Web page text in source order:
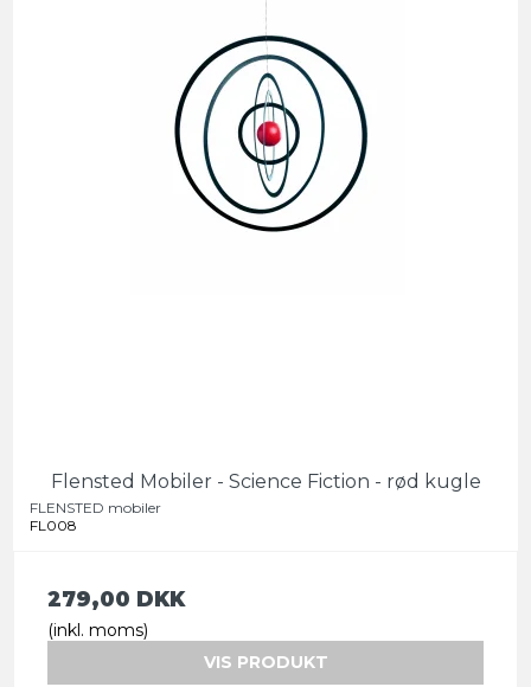
Flensted Mobiler - Science Fiction - rød kugle
FLENSTED mobiler
FL008
279,00 DKK
(inkl. moms)
VIS PRODUKT